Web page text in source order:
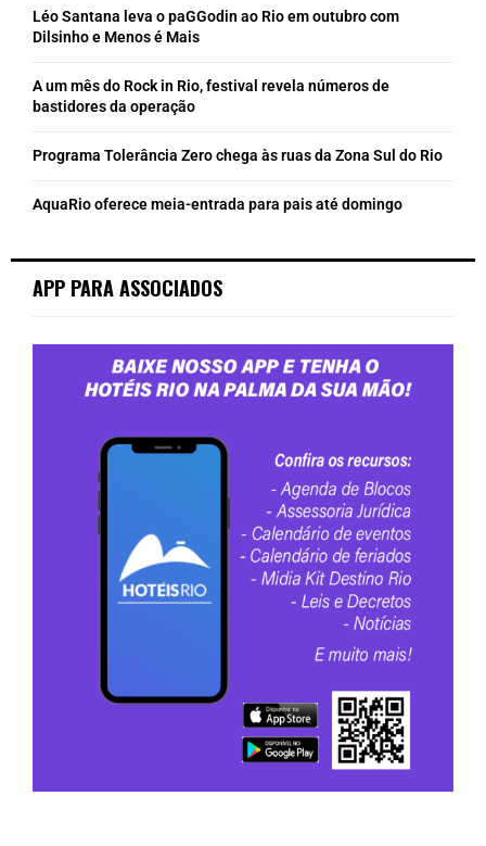
Léo Santana leva o paGGodin ao Rio em outubro com
Dilsinho e Menos é Mais
A um mês do Rock in Rio, festival revela números de
bastidores da operação
Programa Tolerância Zero chega às ruas da Zona Sul do Rio
AquaRio oferece meia-entrada para pais até domingo
APP PARA ASSOCIADOS